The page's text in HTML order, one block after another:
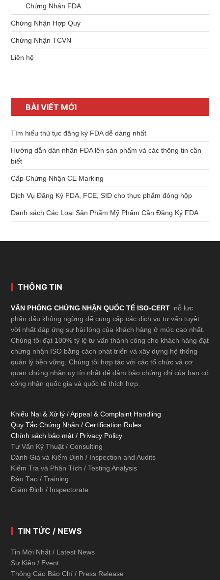
Chứng Nhận FDA
Chứng Nhận Hợp Quy
Chứng Nhận TCVN
Liên hệ
BÀI VIẾT MỚI
Tìm hiểu thủ tục đăng ký FDA dễ dàng nhất
Hướng dẫn dán nhãn FDA lên sản phẩm và các thông tin cần
biết
Cấp Chứng Nhận CE Marking
Dịch Vụ Đăng Ký FDA, FCE, SID cho thực phẩm đóng hộp
Danh sách Các Loại Sản Phẩm Mỹ Phẩm Cần Đăng Ký FDA
THÔNG TIN
VĂN PHÒNG CHỨNG NHẬN QUỐC TẾ ISO-CERT nỗ lực
phấn đấu không ngừng để cung cấp các dịch vụ tư vấn tuyệt
vời nhất đáp ứng sự hài lòng của khách hàng ở mức cao nhất.
Chúng tôi đạt 100% tỷ lệ tư vấn thành công cho khách hàng đạt
chứng nhận ISO bằng cách phát triển và xây dựng hệ thống
quản lý bền vững. Chúng tôi hợp tác với các tổ chức và cơ
quan chứng nhận uy tín nhất để đảm bảo chứng chỉ của bạn có
công nhận quốc gia và quốc tế thích hợp.
Khiếu Nại & Xử lý / Appeal & Complaint Handling
Quy Tắc Chứng Nhận / Certification Rules
Chính sách bảo mật / Privacy Policy
Tư Vấn Kỹ Thuật / Consulting
Đánh Giá và Kiểm Định / Inspection and Audits
Kiểm Tra và Phân Tích / Testing Analysis
Đào Tạo / Training
Giám Định / Inspectorate
TIN TỨC / NEWS
Tin Mới Nhất / Latest News
Sự Kiện / Event
Thông Cáo Báo Chí / Press Release